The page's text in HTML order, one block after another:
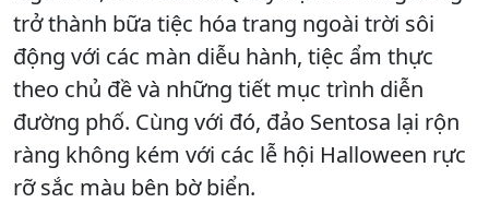
trở thành bữa tiệc hóa trang ngoài trời sôi
động với các màn diễu hành, tiệc ẩm thực
theo chủ đề và những tiết mục trình diễn
đường phố. Cùng với đó, đảo Sentosa lại rộn
ràng không kém với các lễ hội Halloween rực
rỡ sắc màu bên bờ biển.